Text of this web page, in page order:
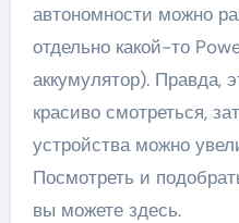
автономности можно
отдельно какой-то
аккумулятор). Правда,
красиво смотреться,
устройства можно
Посмотреть и
вы можете здесь.